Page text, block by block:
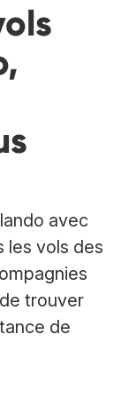
avec
les vols des
trouver
de